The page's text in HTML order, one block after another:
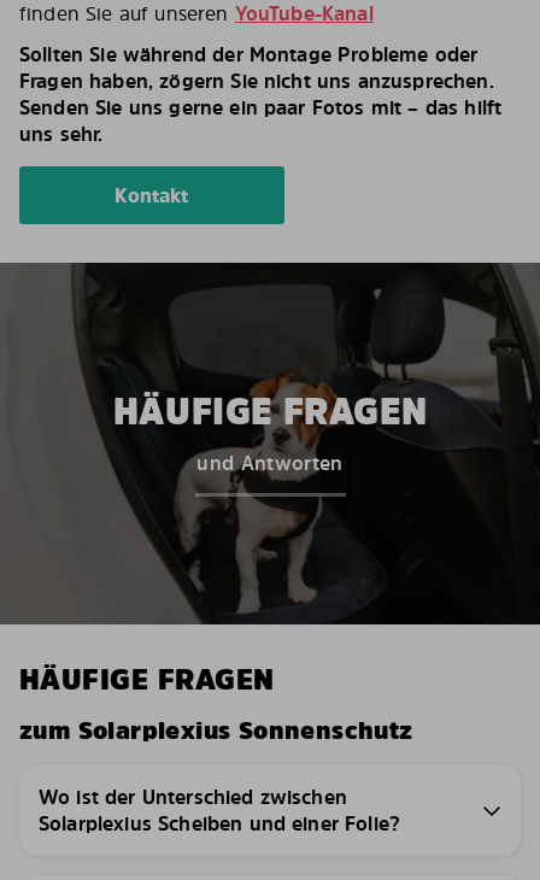
finden Sie auf unseren YouTube-Kanal
Sollten Sie während der Montage Probleme oder
Fragen haben, zögern Sie nicht uns anzusprechen.
Senden Sie uns gerne ein paar Fotos mit – das hilft
uns sehr.
Kontakt
HÄUFIGE FRAGEN
und Antworten
HÄUFIGE FRAGEN
zum Solarplexius Sonnenschutz
Wo ist der Unterschied zwischen
Solarplexius Scheiben und einer Folie?